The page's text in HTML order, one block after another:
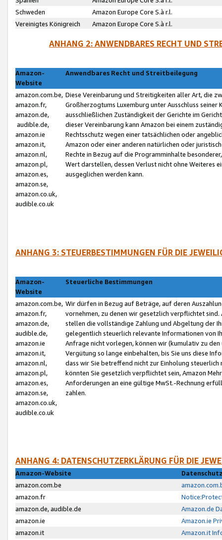
Schweden
Amazon Europe Core S.à r.l.
Vereinigtes Königreich
Amazon Europe Core S.à r.l.
ANHANG 2: ANWENDBARES RECHT UND
Amazon-
Website
Anwendbares Recht und Streitbeilegung
amazon.com.be,
amazon.fr,
amazon.de,
audible.de,
amazon.ie
amazon.it,
amazon.nl,
amazon.pl,
amazon.es,
amazon.se,
amazon.co.uk,
audible.co.uk
Diese Vereinbarung und Streitigkeiten aller Art, die
Großherzogtums Luxemburg unter Ausschluss
ausschließlichen Zuständigkeit der Gerichte im
dieser Vereinbarung kann Amazon bei einem
Rechtsschutz wegen einer tatsächlichen oder
Amazon oder einer anderen natürlichen oder
Rechte in Bezug auf die Programminhalte
Wert darstellen, dessen Verlust nicht ohne Weiteres
ausgeglichen werden kann.
ANHANG 3: STEUERBESTIMMUNGEN FÜR DIE
Amazon-
Website
Steuerliche Bestimmungen
amazon.com.be,
amazon.fr,
amazon.de,
audible.de,
amazon.ie
amazon.it,
amazon.nl,
amazon.pl,
amazon.es,
amazon.se,
amazon.co.uk,
audible.co.uk
Wir dürfen in Bezug auf Beträge, auf deren
vornehmen, zu denen wir gesetzlich verpflichtet
stellen die vollständige Zahlung und Abgeltung der
gelegentlich steuerlich relevante Informationen von
Anfrage nicht vorlegen, können wir (kumulativ zu
Vergütung so lange einbehalten, bis Sie uns diese
dass wir Sie betreffend nicht zur Einholung
könnten Sie gesetzlich verpflichtet sein, Amazon
Anforderungen an eine gültige MwSt.-Rechnung
zahlen.
ANHANG 4: DATENSCHUTZERKLÄRUNG FÜR DIE
Amazon-Website
amazon.com.be
amazon.fr
amazon.de, audible.de
Amazon.de
amazon.ie
Amazon.ie
amazon.it
Amazon.it